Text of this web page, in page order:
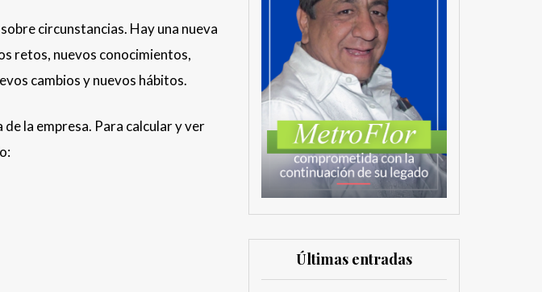
circunstancias. Hay una nueva
retos, nuevos conocimientos,
cambios y nuevos hábitos.
la empresa. Para calcular y ver
Últimas entradas